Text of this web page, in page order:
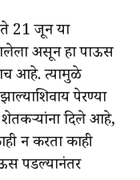
21 जून या
असून हा पाऊस
आहे. त्यामुळे
पेरण्या
दिले आहे,
न करता काही
पडल्यानंतर